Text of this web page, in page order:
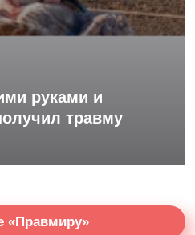
руками и
травму
«Правмиру»